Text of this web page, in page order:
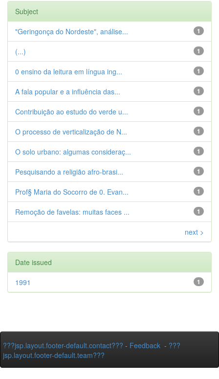
Subject
1
"Geringonça do Nordeste", análise...
1
(...)
1
0 ensino da leitura em língua ing...
1
A fala popular e a influência das...
1
Contribuição ao estudo do verde u...
1
O processo de verticalização de N...
1
O solo urbano: algumas consideraç...
1
Pesquisando a religião afro-brasi...
1
Prof§ Maria do Socorro de 0. Evan...
1
Remoção de favelas: muitas faces ...
next >
Date issued
1
1991
???jsp.layout.footer-default.contact??? - Feedback - ???
jsp.layout.footer-default.team???